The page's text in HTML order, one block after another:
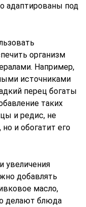
адаптированы под
организм
Например,
источниками
перец богаты
таких
и редис, не
и обогатит его
увеличения
добавлять
масло,
делают блюда